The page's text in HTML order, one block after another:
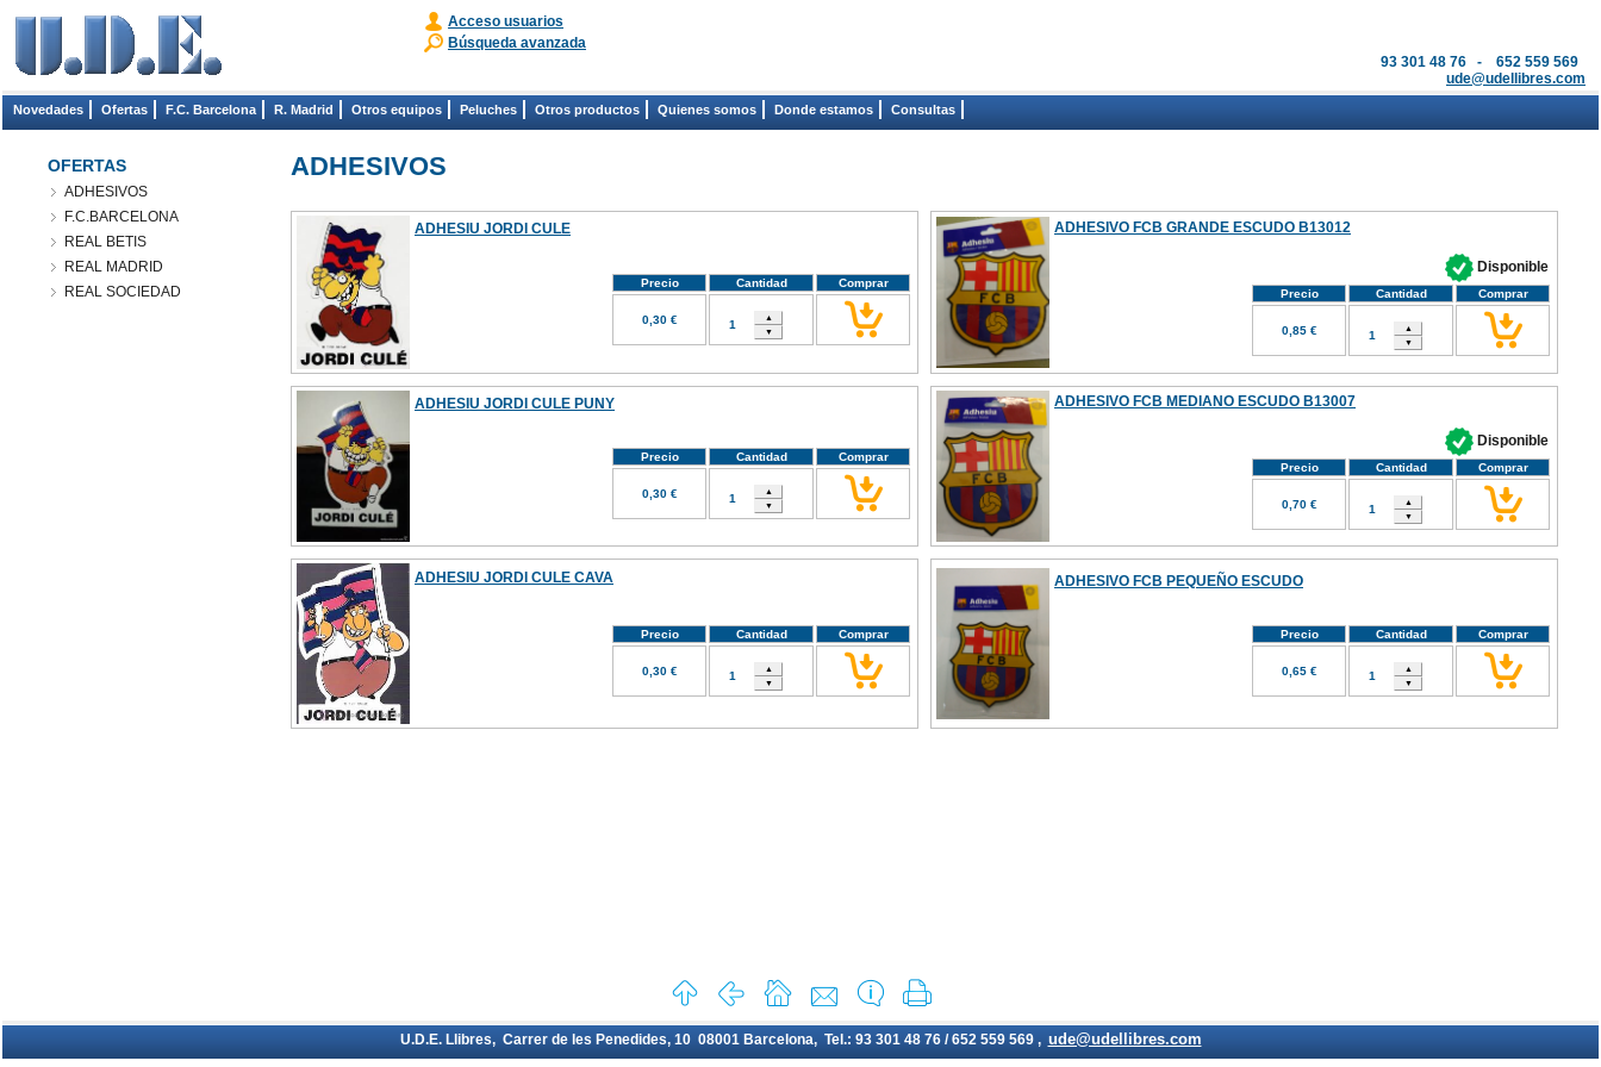
Acceso usuarios
Búsqueda avanzada
93 301 48 76 - 652 559 569
ude@udellibres.com
Novedades Ofertas F.C. Barcelona R. Madrid Otros equipos Peluches Otros productos Quienes somos Donde estamos Consultas
OFERTAS
ADHESIVOS
F.C.BARCELONA
REAL BETIS
REAL MADRID
REAL SOCIEDAD
ADHESIVOS
ADHESIU JORDI CULE
Precio Cantidad Comprar
0,30 €
ADHESIVO FCB GRANDE ESCUDO B13012
Disponible
Precio Cantidad Comprar
0,85 €
ADHESIU JORDI CULE PUNY
Precio Cantidad Comprar
0,30 €
ADHESIVO FCB MEDIANO ESCUDO B13007
Disponible
Precio Cantidad Comprar
0,70 €
ADHESIU JORDI CULE CAVA
Precio Cantidad Comprar
0,30 €
ADHESIVO FCB PEQUEÑO ESCUDO
Precio Cantidad Comprar
0,65 €
U.D.E. Llibres, Carrer de les Penedides, 10 08001 Barcelona, Tel.: 93 301 48 76 / 652 559 569 , ude@udellibres.com